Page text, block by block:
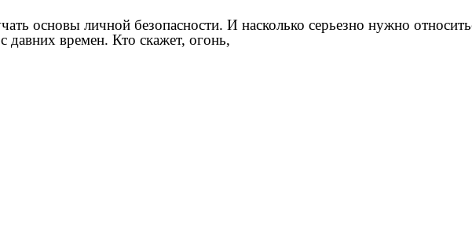
основы личной безопасности. И насколько серьезно нужно
времен. Кто скажет, огонь,